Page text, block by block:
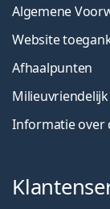
Algemene
Website
Afhaalpunten
Informatie over